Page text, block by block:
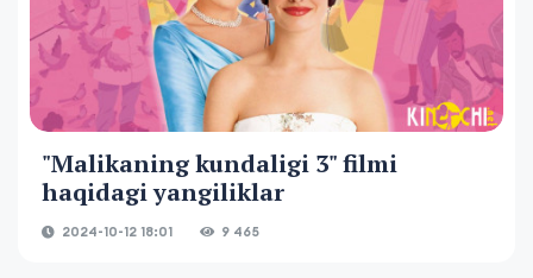
"Malikaning kundaligi 3" filmi
haqidagi yangiliklar
2024-10-12 18:01 9 465